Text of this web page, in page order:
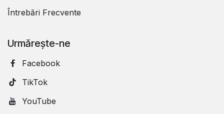
Întrebări Frecvente
Urmărește-ne
Facebook
TikTok
YouTube